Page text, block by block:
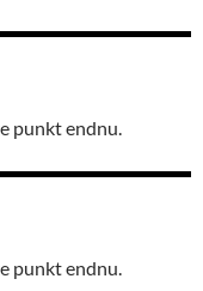
punkt endnu.
punkt endnu.